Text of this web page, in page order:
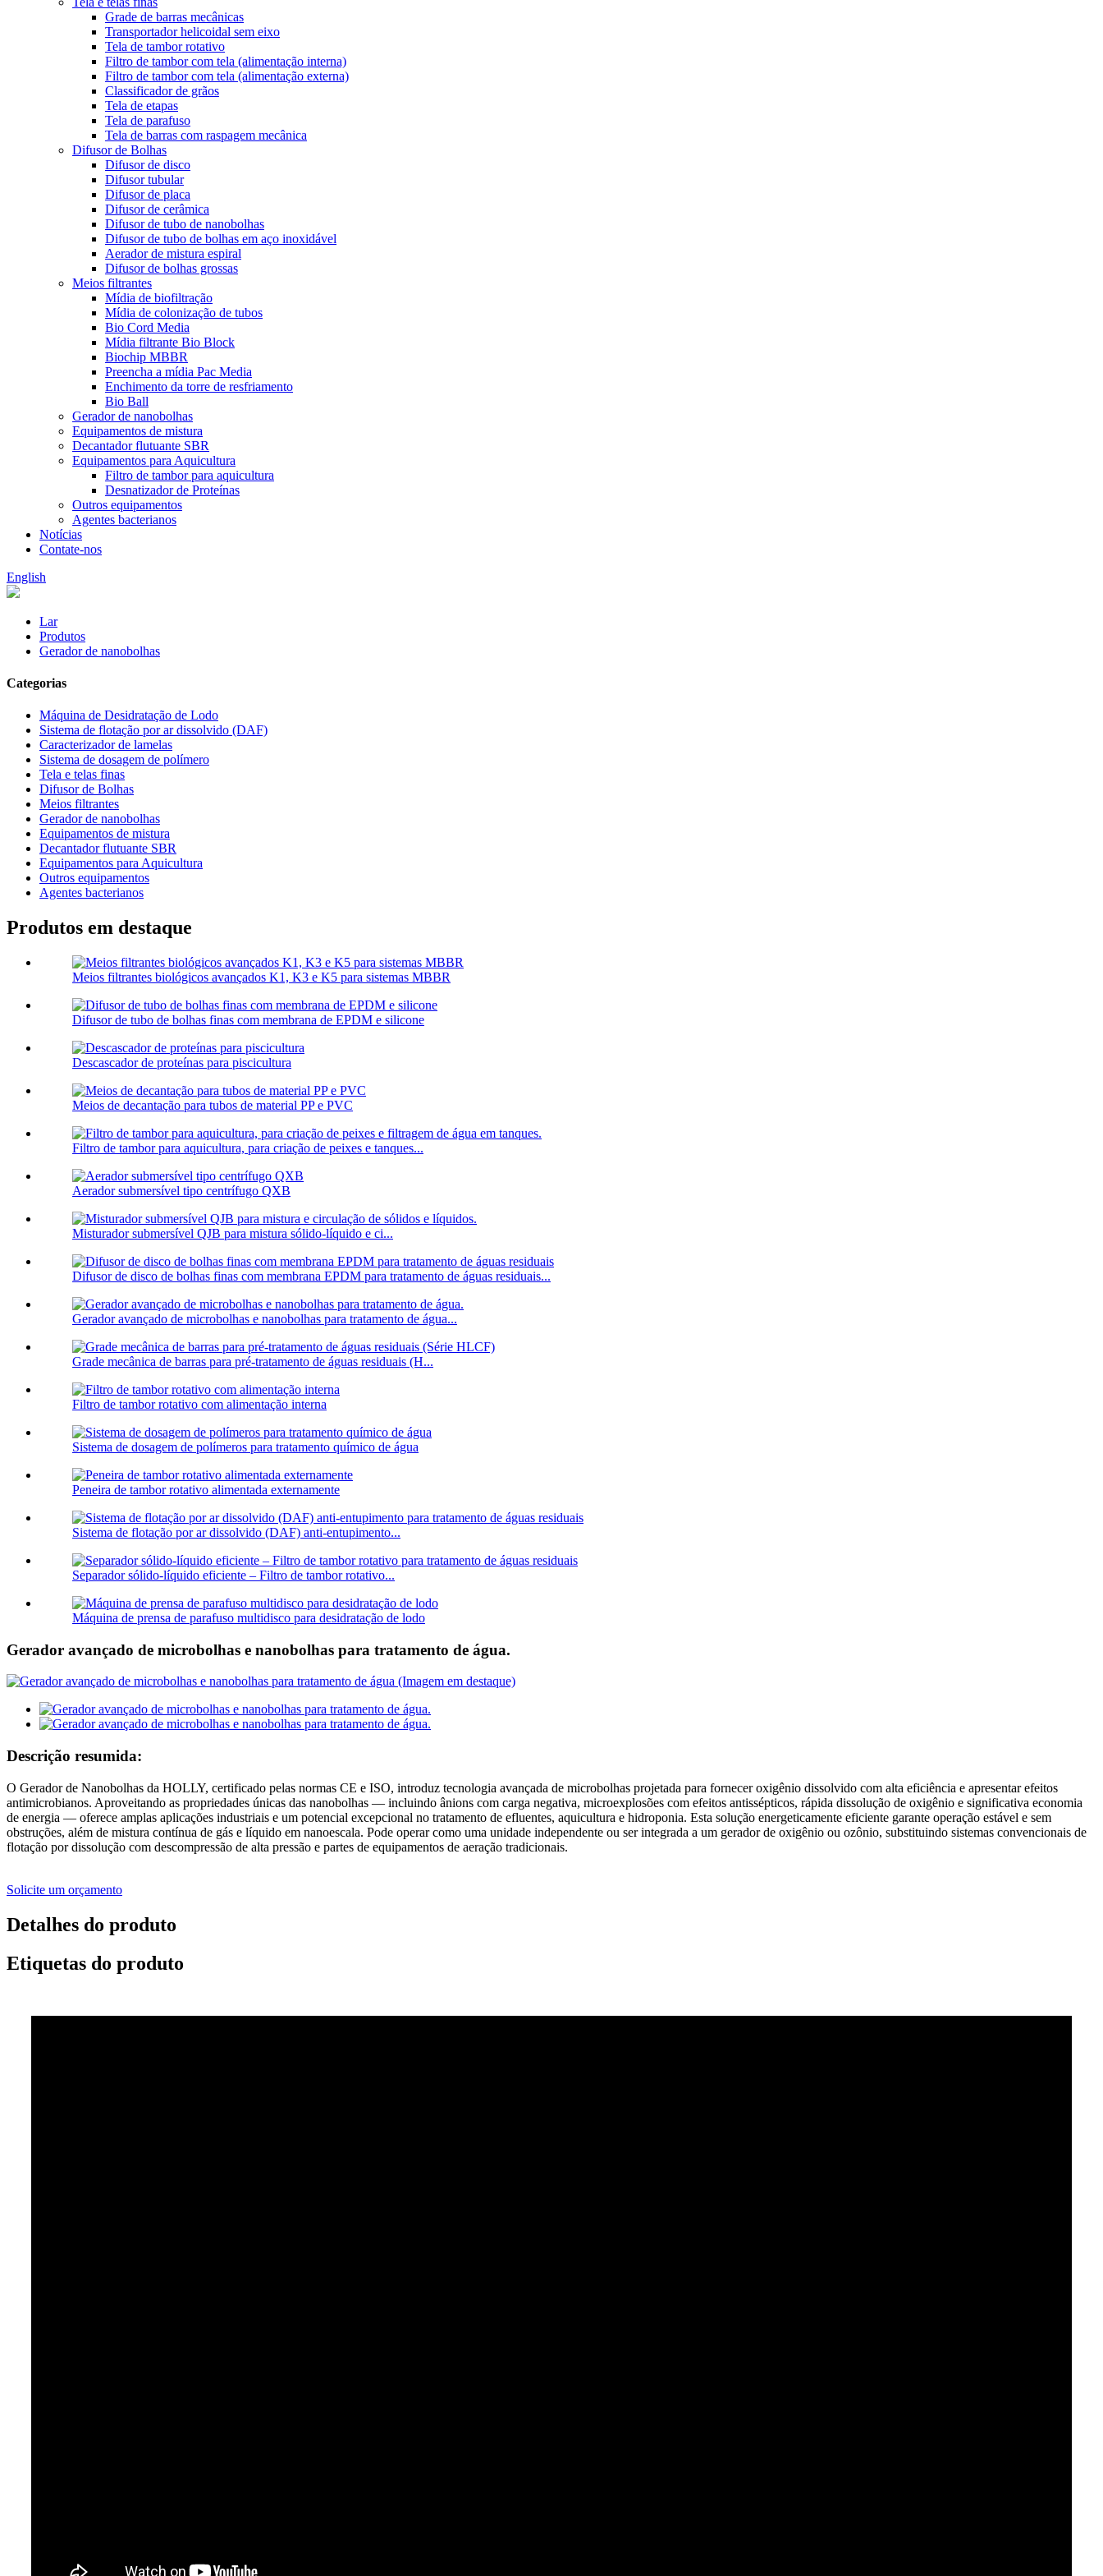
Grade de barras mecânicas
Transportador helicoidal sem eixo
Tela de tambor rotativo
Filtro de tambor com tela (alimentação interna)
Filtro de tambor com tela (alimentação externa)
Classificador de grãos
Tela de etapas
Tela de parafuso
Tela de barras com raspagem mecânica
Difusor de Bolhas
Difusor de disco
Difusor tubular
Difusor de placa
Difusor de cerâmica
Difusor de tubo de nanobolhas
Difusor de tubo de bolhas em aço inoxidável
Aerador de mistura espiral
Difusor de bolhas grossas
Meios filtrantes
Mídia de biofiltração
Mídia de colonização de tubos
Bio Cord Media
Mídia filtrante Bio Block
Biochip MBBR
Preencha a mídia Pac Media
Enchimento da torre de resfriamento
Bio Ball
Gerador de nanobolhas
Equipamentos de mistura
Decantador flutuante SBR
Equipamentos para Aquicultura
Filtro de tambor para aquicultura
Desnatizador de Proteínas
Outros equipamentos
Agentes bacterianos
Notícias
Contate-nos
English
Lar
Produtos
Gerador de nanobolhas
Categorias
Máquina de Desidratação de Lodo
Sistema de flotação por ar dissolvido (DAF)
Caracterizador de lamelas
Sistema de dosagem de polímero
Tela e telas finas
Difusor de Bolhas
Meios filtrantes
Gerador de nanobolhas
Equipamentos de mistura
Decantador flutuante SBR
Equipamentos para Aquicultura
Outros equipamentos
Agentes bacterianos
Produtos em destaque
Meios filtrantes biológicos avançados K1, K3 e K5 para sistemas MBBR
Difusor de tubo de bolhas finas com membrana de EPDM e silicone
Descascador de proteínas para piscicultura
Meios de decantação para tubos de material PP e PVC
Filtro de tambor para aquicultura, para criação de peixes e tanques...
Aerador submersível tipo centrífugo QXB
Misturador submersível QJB para mistura sólido-líquido e ci...
Difusor de disco de bolhas finas com membrana EPDM para tratamento de águas residuais...
Gerador avançado de microbolhas e nanobolhas para tratamento de água...
Grade mecânica de barras para pré-tratamento de águas residuais (H...
Filtro de tambor rotativo com alimentação interna
Sistema de dosagem de polímeros para tratamento químico de água
Peneira de tambor rotativo alimentada externamente
Sistema de flotação por ar dissolvido (DAF) anti-entupimento...
Separador sólido-líquido eficiente – Filtro de tambor rotativo...
Máquina de prensa de parafuso multidisco para desidratação de lodo
Gerador avançado de microbolhas e nanobolhas para tratamento de água.
Descrição resumida:
O Gerador de Nanobolhas da HOLLY, certificado pelas normas CE e ISO, introduz tecnologia avançada de microbolhas projetada para fornecer oxigênio dissolvido com alta eficiência e apresentar efeitos
antimicrobianos. Aproveitando as propriedades únicas das nanobolhas — incluindo ânions com carga negativa, microexplosões com efeitos antissépticos, rápida dissolução de oxigênio e significativa economia
de energia — oferece amplas aplicações industriais e um potencial excepcional no tratamento de efluentes, aquicultura e hidroponia. Esta solução energeticamente eficiente garante operação estável e sem
obstruções, além de mistura contínua de gás e líquido em nanoescala. Pode operar como uma unidade independente ou ser integrada a um gerador de oxigênio ou ozônio, substituindo sistemas convencionais de
flotação por dissolução com descompressão de alta pressão e partes de equipamentos de aeração tradicionais.
Solicite um orçamento
Detalhes do produto
Etiquetas do produto